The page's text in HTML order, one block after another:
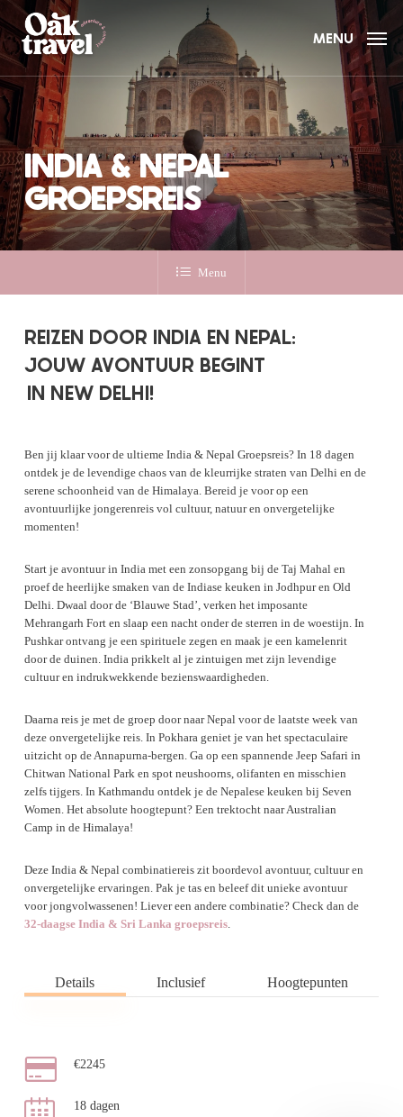
Skip
to
main
content
MENU
INDIA & NEPAL
GROEPSREIS
Menu
REIZEN DOOR INDIA EN NEPAL:
JOUW AVONTUUR BEGINT
IN NEW DELHI!
Ben jij klaar voor de ultieme India & Nepal Groepsreis? In 18 dagen
ontdek je de levendige chaos van de kleurrijke straten van Delhi en de
serene schoonheid van de Himalaya. Bereid je voor op een
avontuurlijke jongerenreis vol cultuur, natuur en onvergetelijke
momenten!
Start je avontuur in India met een zonsopgang bij de Taj Mahal en
proef de heerlijke smaken van de Indiase keuken in Jodhpur en Old
Delhi. Dwaal door de ‘Blauwe Stad’, verken het imposante
Mehrangarh Fort en slaap een nacht onder de sterren in de woestijn. In
Pushkar ontvang je een spirituele zegen en maak je een kamelenrit
door de duinen. India prikkelt al je zintuigen met zijn levendige
cultuur en indrukwekkende bezienswaardigheden.
Daarna reis je met de groep door naar Nepal voor de laatste week van
deze onvergetelijke reis. In Pokhara geniet je van het spectaculaire
uitzicht op de Annapurna-bergen. Ga op een spannende Jeep Safari in
Chitwan National Park en spot neushoorns, olifanten en misschien
zelfs tijgers. In Kathmandu ontdek je de Nepalese keuken bij Seven
Women. Het absolute hoogtepunt? Een trektocht naar Australian
Camp in de Himalaya!
Deze India & Nepal combinatiereis zit boordevol avontuur, cultuur en
onvergetelijke ervaringen. Pak je tas en beleef dit unieke avontuur
voor jongvolwassenen! Liever een andere combinatie? Check dan de
32-daagse India & Sri Lanka groepsreis.
Details Inclusief Hoogtepunten
€2245
18 dagen